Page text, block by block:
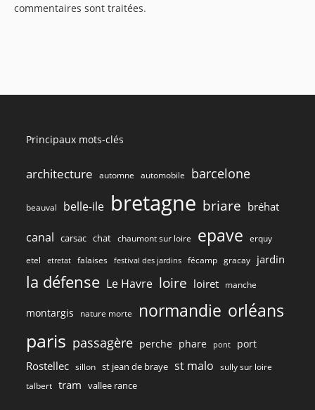
commentaires sont traitées.
Principaux mots-clés
architecture automne automobile barcelone
beauval belle-ile bretagne briare bréhat
canal carsac chat chaumont sur loire epave erquy
etel etretat falaises festival des jardins fécamp gracay jardin
la défense Le Havre loire loiret manche
montargis nature morte normandie orléans
paris passagère perche phare pont port
Rostellec sillon st jean de braye st malo sully sur loire
talbert tram vallee rance